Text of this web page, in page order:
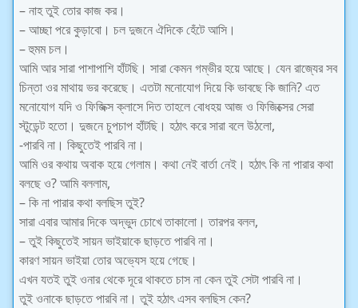
– নাহ তুই তোর কাজ কর।
– আচ্ছা পরে কুড়াবো। চল দুজনে ঐদিকে হেঁটে আসি।
– হুমম চল।
আমি আর সারা পাশাপাশি হাঁটছি। সারা কেমন গম্ভীর হয়ে আছে। যেন রাজ্যের সব
চিন্তা ওর মাথায় ভর করেছে। এতটা মনোযোগ দিয়ে কি ভাবছে কি জানি? এত
মনোযোগ যদি ও ফিজিক্স ক্লাসে দিত তাহলে বোধহয় আজ ও ফিজিক্সের সেরা
স্টুডেন্ট হতো। দুজনে চুপচাপ হাঁটছি। হঠাৎ করে সারা বলে উঠলো,
-পারবি না। কিছুতেই পারবি না।
আমি ওর কথায় অবাক হয়ে গেলাম। কথা নেই বার্তা নেই। হঠাৎ কি না পারার কথা
বলছে ও? আমি বললাম,
– কি না পারার কথা বলছিস তুই?
সারা এবার আমার দিকে অদ্ভুদ চোখে তাকালো। তারপর বলল,
– তুই কিছুতেই সায়ন ভাইয়াকে ছাড়তে পারবি না।
কারণ সায়ন ভাইয়া তোর অভ্যেস হয়ে গেছে।
এখন যতই তুই ওনার থেকে দূরে থাকতে চাস না কেন তুই সেটা পারবি না।
তুই ওনাকে ছাড়তে পারবি না। তুই হঠাৎ এসব বলছিস কেন?